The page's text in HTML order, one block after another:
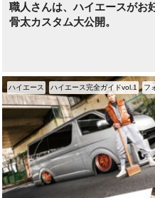
職人さんは、ハイエースがお
骨太カスタム大公開。
ハイエース ハイエース完全ガイドvol.1 フ